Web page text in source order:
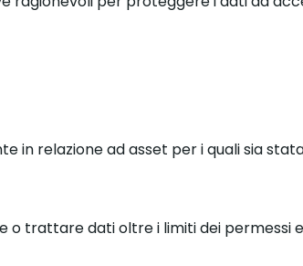
in relazione ad asset per i quali sia
o trattare dati oltre i limiti dei